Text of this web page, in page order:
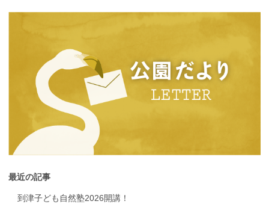
最近の記事
到津子ども自然塾2026開講！